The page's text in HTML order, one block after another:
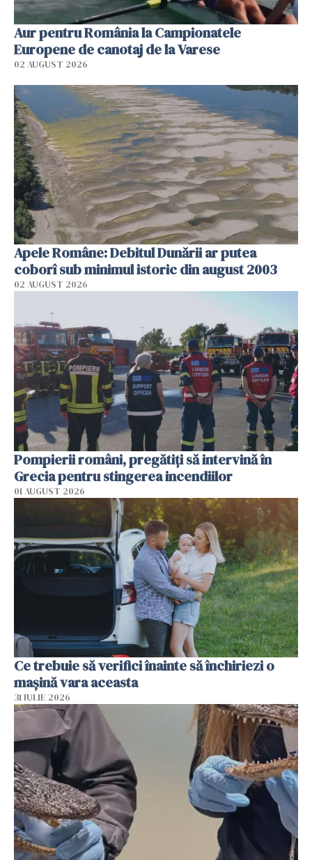
Aur pentru România la Campionatele
Europene de canotaj de la Varese
02 AUGUST 2026
Apele Române: Debitul Dunării ar putea
coborî sub minimul istoric din august 2003
02 AUGUST 2026
Pompierii români, pregătiţi să intervină în
Grecia pentru stingerea incendiilor
01 AUGUST 2026
Ce trebuie să verifici înainte să închiriezi o
mașină vara aceasta
31 IULIE 2026